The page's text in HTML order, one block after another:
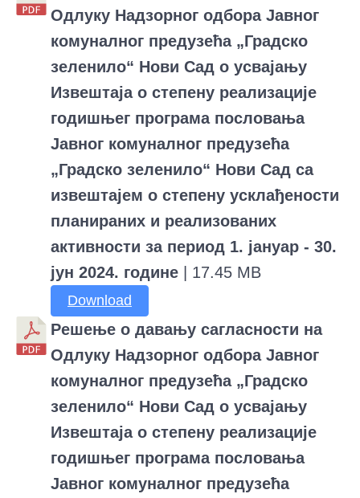
Одлуку Надзорног одбора Јавног
комуналног предузећа „Градско
зеленило“ Нови Сад о усвајању
Извештаја о степену реализације
годишњег програма пословања
Јавног комуналног предузећа
„Градско зеленило“ Нови Сад са
извештајем о степену усклађености
планираних и реализованих
активности за период 1. јануар - 30.
јун 2024. године | 17.45 MB
Download
Решење о давању сагласности на
Одлуку Надзорног одбора Јавног
комуналног предузећа „Градско
зеленило“ Нови Сад о усвајању
Извештаја о степену реализације
годишњег програма пословања
Јавног комуналног предузећа